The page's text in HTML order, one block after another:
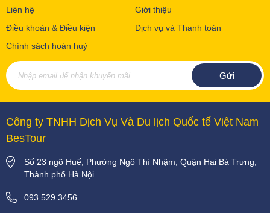
Liên hệ
Giới thiệu
Điều khoản & Điều kiện
Dịch vụ và Thanh toán
Chính sách hoàn huỷ
Công ty TNHH Dịch Vụ Và Du lịch Quốc tế Việt Nam
BesTour
Số 23 ngõ Huế, Phường Ngô Thì Nhậm, Quận Hai Bà Trưng,
Thành phố Hà Nội
093 529 3456